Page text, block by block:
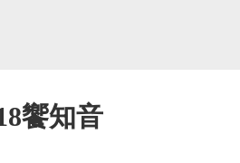
饗知音